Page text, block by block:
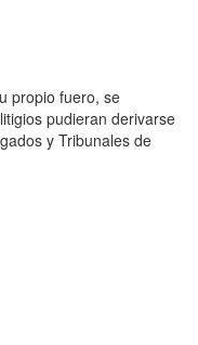
propio fuero, se
pudieran derivarse
y Tribunales de